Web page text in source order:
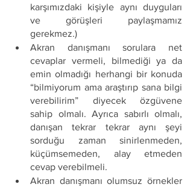
karşımızdaki kişiyle aynı duyguları
ve görüşleri paylaşmamız
gerekmez.)
Akran danışmanı sorulara net
cevaplar vermeli, bilmediği ya da
emin olmadığı herhangi bir konuda
“bilmiyorum ama araştırıp sana bilgi
verebilirim” diyecek özgüvene
sahip olmalı. Ayrıca sabırlı olmalı,
danışan tekrar tekrar aynı şeyi
sorduğu zaman sinirlenmeden,
küçümsemeden, alay etmeden
cevap verebilmeli.
Akran danışmanı olumsuz örnekler